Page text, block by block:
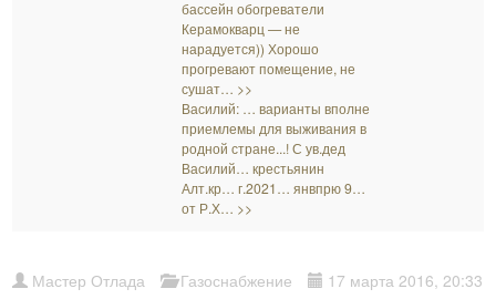
бассейн обогреватели
Керамокварц — не
нарадуется)) Хорошо
прогревают помещение, не
сушат… >>
Василий: … варианты вполне
приемлемы для выживания в
родной стране...! С ув.дед
Василий… крестьянин
Алт.кр… г.2021… янвпрю 9…
от Р.Х… >>
Мастер Отлада Газоснабжение 17 марта 2016, 20:33